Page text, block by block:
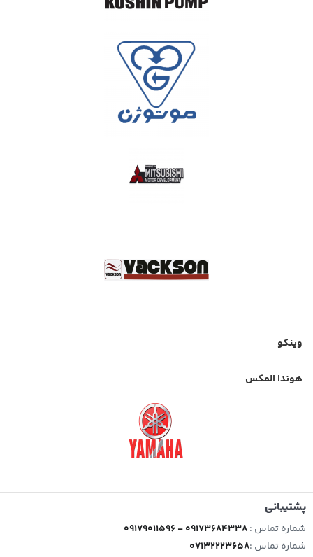
وینکو
هوندا المکس
پشتیبانی
شماره تماس :09179011596 - 09173684338
شماره تماس :07132223658